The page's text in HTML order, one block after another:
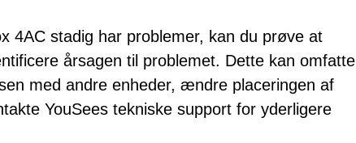
4AC stadig har problemer, kan du prøve at
årsagen til problemet. Dette kan omfatte
med andre enheder, ændre placeringen af
YouSees tekniske support for yderligere